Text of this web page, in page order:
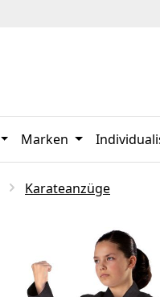
Marken
Karateanzüge